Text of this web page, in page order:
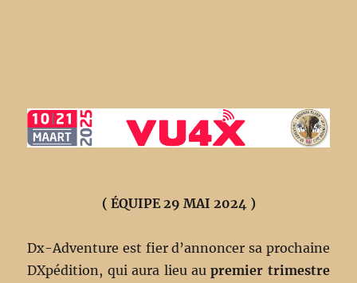
( ÉQUIPE 29 MAI 2024 )
Dx-Adventure est fier d’annoncer sa prochaine
DXpédition, qui aura lieu aupremier trimestre